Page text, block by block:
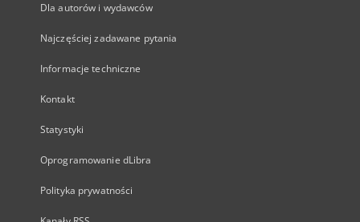
Dla autorów i wydawców
Najczęściej zadawane pytania
Informacje techniczne
Kontakt
Statystyki
Oprogramowanie dLibra
Polityka prywatności